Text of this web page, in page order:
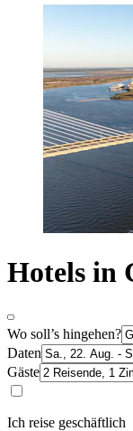
Hotels in
Wo soll’s hingehen?
Daten
Gäste
Ich reise geschäftlich